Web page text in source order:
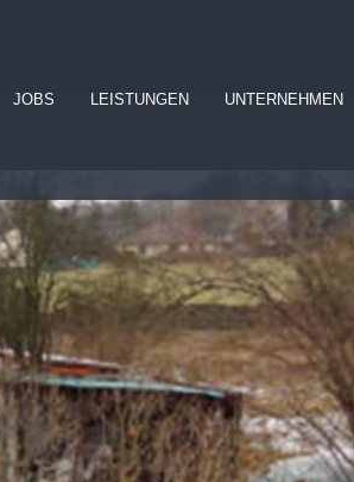
JOBS LEISTUNGEN UNTERNEHMEN